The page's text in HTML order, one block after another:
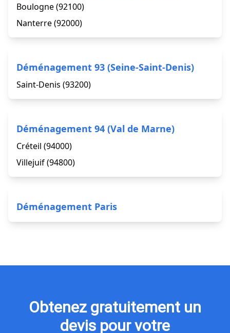
Boulogne (92100)
Nanterre (92000)
Déménagement 93 (Seine-Saint-Denis)
Saint-Denis (93200)
Déménagement 94 (Val de Marne)
Créteil (94000)
Villejuif (94800)
Déménagement Paris
Obtenez gratuitement un
devis pour votre